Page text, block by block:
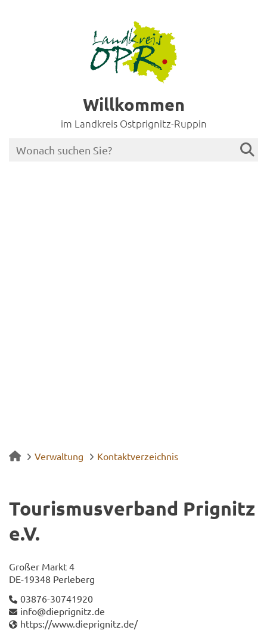
Willkommen
im Landkreis Ostprignitz-Ruppin
Verwaltung Kontaktverzeichnis
Tou­ris­mus­ver­band Pri­g­nitz
e.V.
Gro­ßer Markt 4
DE-​19348 Per­le­berg
03876-​30741920
info@diep­ri­g­nitz.de
https://www.diep­ri­g­nitz.de/